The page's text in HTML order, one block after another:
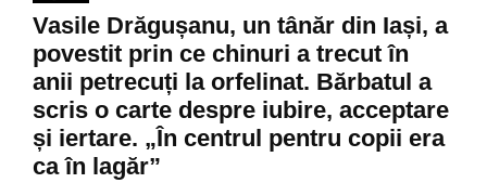
Vasile Drăgușanu, un tânăr din Iași, a
povestit prin ce chinuri a trecut în
anii petrecuți la orfelinat. Bărbatul a
scris o carte despre iubire, acceptare
și iertare. „În centrul pentru copii era
ca în lagăr”